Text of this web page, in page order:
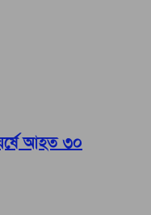
আহত ৩০